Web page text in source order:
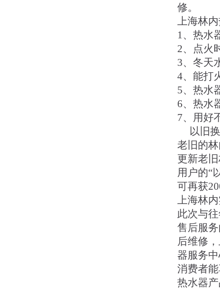
修。
上海林
1、热水
2、点火
3、冬天
4、能打
5、热水
6、热水
7、用好
以旧
老旧的
更新老
用户的“
可再获
上海林
此次与
售后服
后维修
器服务
消费者
热水器